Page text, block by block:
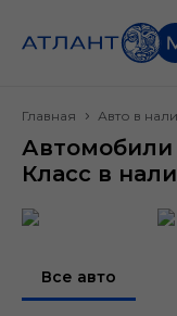
Главная Авто в
Автомобили
Класс в
Все авто